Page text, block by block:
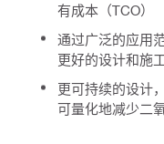
有成本（TCO）
通过广泛的应用
更好的设计和施
更可持续的设计
可量化地减少二